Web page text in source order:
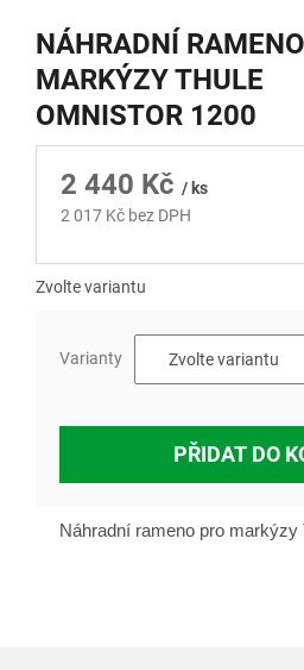
NÁHRADNÍ
MARKÝZY THULE
OMNISTOR 1200
2 440 Kč / ks
2 017 Kč bez DPH
Zvolte variantu
Varianty
PŘIDAT DO
Náhradní rameno pro markýzy